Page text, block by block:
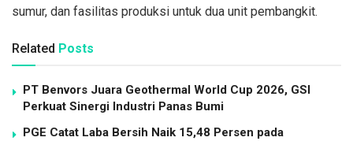
sumur, dan fasilitas produksi untuk dua unit pembangkit.
Related Posts
PT Benvors Juara Geothermal World Cup 2026, GSI
Perkuat Sinergi Industri Panas Bumi
PGE Catat Laba Bersih Naik 15,48 Persen pada